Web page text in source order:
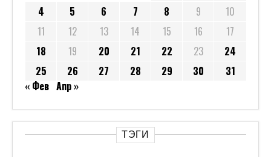
4
5 6 7 8 9
10
11
12 13 14 15 16
17
18
19 20 21 22 23
24
25
26 27 28 29 30
31
« Фев Апр »
ТЭГИ